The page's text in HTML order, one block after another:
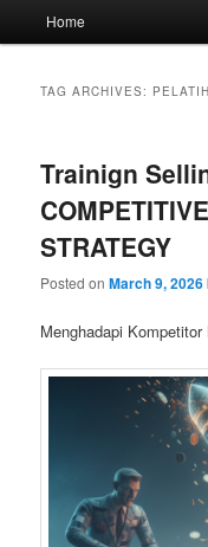
Home
TAG ARCHIVES:
Trainign
STRATEGY
Posted onMarch 9, 2026
Menghadapi